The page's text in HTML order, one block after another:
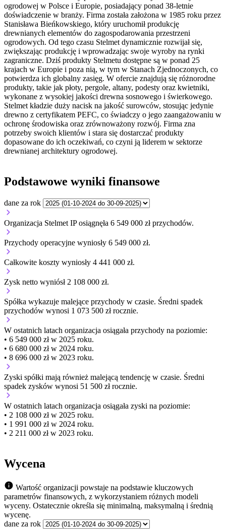
ogrodowej w Polsce i Europie, posiadający ponad 38-letnie
doświadczenie w branży. Firma została założona w 1985 roku przez
Stanisława Bieńkowskiego, który uruchomił produkcję
drewnianych elementów do zagospodarowania przestrzeni
ogrodowych. Od tego czasu Stelmet dynamicznie rozwijał się,
zwiększając produkcję i wprowadzając swoje wyroby na rynki
zagraniczne. Dziś produkty Stelmetu dostępne są w ponad 25
krajach w Europie i poza nią, w tym w Stanach Zjednoczonych, co
potwierdza ich globalny zasięg. W ofercie znajdują się różnorodne
produkty, takie jak płoty, pergole, altany, podesty oraz kwietniki,
wykonane z wysokiej jakości drewna sosnowego i świerkowego.
Stelmet kładzie duży nacisk na jakość surowców, stosując jedynie
drewno z certyfikatem PEFC, co świadczy o jego zaangażowaniu w
ochronę środowiska oraz zrównoważony rozwój. Firma zna
potrzeby swoich klientów i stara się dostarczać produkty
dopasowane do ich oczekiwań, co czyni ją liderem w sektorze
drewnianej architektury ogrodowej.
Podstawowe wyniki finansowe
dane za rok
Organizacja Stelmet IP osiągnęła 6 549 000 zł przychodów.
Przychody operacyjne wyniosły 6 549 000 zł.
Całkowite koszty wyniosły 4 441 000 zł.
Zysk netto wyniósł 2 108 000 zł.
Spółka wykazuje malejące przychody w czasie. Średni spadek
przychodów wynosi 1 073 500 zł rocznie.
W ostatnich latach organizacja osiągała przychody na poziomie:
• 6 549 000 zł w 2025 roku.
• 6 680 000 zł w 2024 roku.
• 8 696 000 zł w 2023 roku.
Zyski spółki mają również malejącą tendencję w czasie. Średni
spadek zysków wynosi 51 500 zł rocznie.
W ostatnich latach organizacja osiągała zyski na poziomie:
• 2 108 000 zł w 2025 roku.
• 1 991 000 zł w 2024 roku.
• 2 211 000 zł w 2023 roku.
Wycena
Wartość organizacji powstaje na podstawie kluczowych
parametrów finansowych, z wykorzystaniem różnych modeli
wyceny. Ostatecznie określa się minimalną, maksymalną i średnią
wycenę.
dane za rok